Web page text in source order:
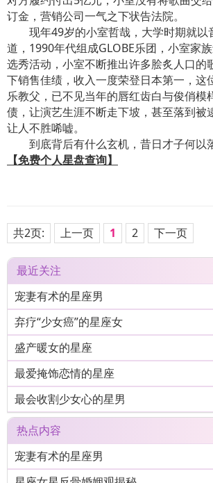
订金，营销公司一气之下状告法院。
现年49岁的小室哲哉，大学时期就以
道，1990年代组成GLOBE乐团，小室家
选秀活动，小室不断推出许多脍炙人口的
下销售佳绩，收入一度荣登日本第一，这
乐教父，已不见当年的唇红齿白与俊俏模
债，让演艺生涯不断走下坡，甚至落到被
让人不胜唏嘘。
到底背后有什么玄机，昔日才子何以
【免费个人星盘查询】
共2页: 上一页 1 2 下一页
最近关注
宠妻有术的星座男
弃疗“少女癌”的星座女
盛产暖女的星座
最爱掩饰恋情的星座
最会收割少女心的星男
热点内容
宠妻有术的星座男